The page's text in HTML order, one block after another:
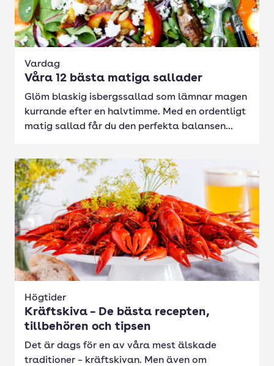
Vardag
Våra 12 bästa matiga sallader
Glöm blaskig isbergssallad som lämnar magen
kurrande efter en halvtimme. Med en ordentligt
matig sallad får du den perfekta balansen...
Högtider
Kräftskiva – De bästa recepten,
tillbehören och tipsen
Det är dags för en av våra mest älskade
traditioner – kräftskivan. Men även om